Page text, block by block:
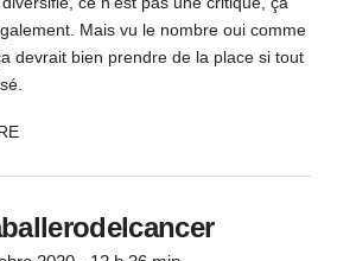
Mais vu le nombre oui comme
devrait bien prendre de la place si tout